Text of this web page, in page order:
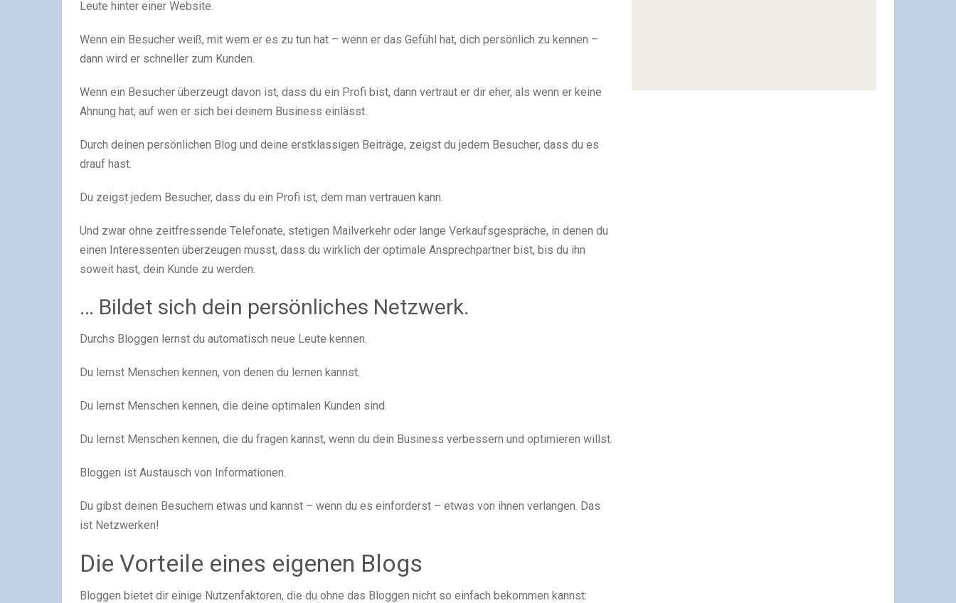
Leute hinter einer Website.
Wenn ein Besucher weiß, mit wem er es zu tun hat – wenn er das Gefühl hat, dich persönlich zu kennen –
dann wird er schneller zum Kunden.
Wenn ein Besucher überzeugt davon ist, dass du ein Profi bist, dann vertraut er dir eher, als wenn er keine
Ahnung hat, auf wen er sich bei deinem Business einlässt.
Durch deinen persönlichen Blog und deine erstklassigen Beiträge, zeigst du jedem Besucher, dass du es
drauf hast.
Du zeigst jedem Besucher, dass du ein Profi ist, dem man vertrauen kann.
Und zwar ohne zeitfressende Telefonate, stetigen Mailverkehr oder lange Verkaufsgespräche, in denen du
einen Interessenten überzeugen musst, dass du wirklich der optimale Ansprechpartner bist, bis du ihn
soweit hast, dein Kunde zu werden.
… Bildet sich dein persönliches Netzwerk.
Durchs Bloggen lernst du automatisch neue Leute kennen.
Du lernst Menschen kennen, von denen du lernen kannst.
Du lernst Menschen kennen, die deine optimalen Kunden sind.
Du lernst Menschen kennen, die du fragen kannst, wenn du dein Business verbessern und optimieren willst.
Bloggen ist Austausch von Informationen.
Du gibst deinen Besuchern etwas und kannst – wenn du es einforderst – etwas von ihnen verlangen. Das
ist Netzwerken!
Die Vorteile eines eigenen Blogs
Bloggen bietet dir einige Nutzenfaktoren, die du ohne das Bloggen nicht so einfach bekommen kannst: